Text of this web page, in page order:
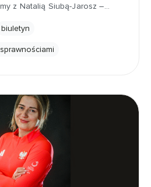
z Natalią Siubą-Jarosz –…
biuletyn